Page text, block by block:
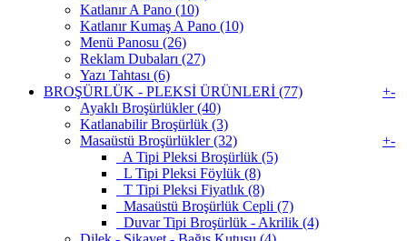
Katlanır A Pano (10)
Katlanır Kumaş A Pano (10)
Menü Panosu (26)
Reklam Dubaları (27)
Yazı Tahtası (6)
BROŞÜRLÜK - PLEKSİ ÜRÜNLERİ (77)
+-
Ayaklı Broşürlükler (40)
Katlanabilir Broşürlük (3)
Masaüstü Broşürlükler (32)
+-
A Tipi Pleksi Broşürlük (5)
L Tipi Pleksi Föylük (8)
T Tipi Pleksi Fiyatlık (8)
Masaüstü Broşürlük Cepli (7)
Duvar Tipi Broşürlük - Akrilik (4)